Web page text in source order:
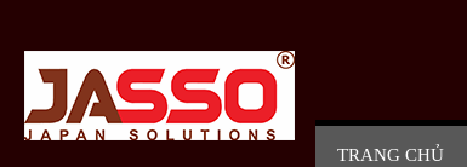
TRANG CHỦ